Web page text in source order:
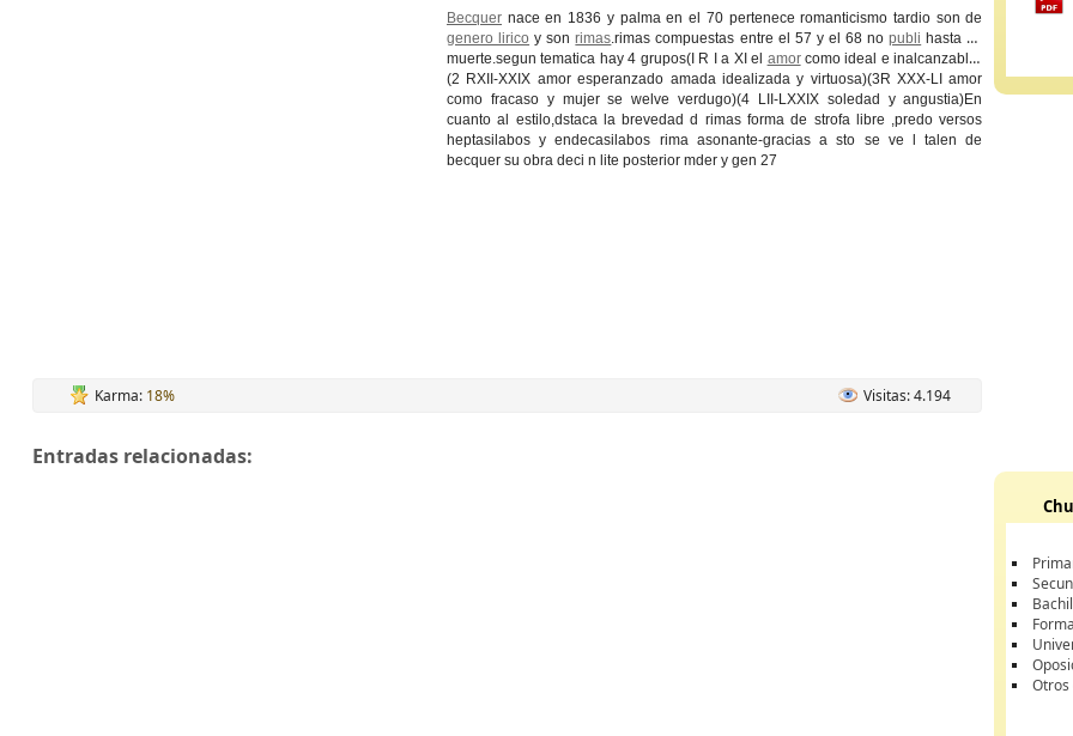
Becquer nace en 1836 y palma en el 70 pertenece romanticismo tardio son de
genero lirico y sonrimas.rimas compuestas entre el 57 y el 68 nopubli hasta su
muerte.segun tematica hay 4 grupos(I R I a XI el amorcomo ideal e inalcanzable)
(2 RXII-XXIX amor esperanzado amada idealizada y virtuosa)(3R XXX-LI amor
como fracaso y mujer se welve verdugo)(4 LII-LXXIX soledad y angustia)En
cuanto al estilo,dstaca la brevedad d rimas forma de strofa libre ,predo versos
heptasilabos y endecasilabos rima asonante-gracias a sto se ve l talen de
becquer su obra deci n lite posterior mder y gen 27
Karma: 18% Visitas: 4.194
Entradas relacionadas:
Otros